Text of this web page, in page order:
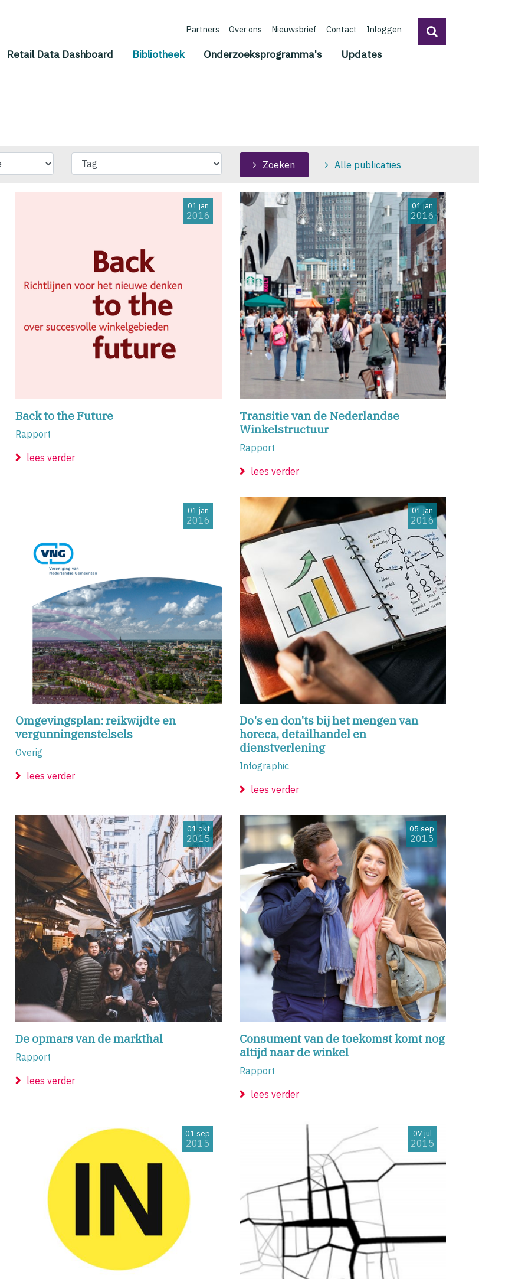
Partners Over ons Nieuwsbrief Contact Inloggen
Retail Data Dashboard Bibliotheek(current)Onderzoeksprogramma's Updates
Zoeken Alle publicaties
Back to the Future
Rapport
01 jan
2016
lees verder
Transitie van de Nederlandse
Winkelstructuur
Rapport
01 jan
2016
lees verder
Omgevingsplan: reikwijdte en
vergunningenstelsels
Overig
01 jan
2016
lees verder
Do's en don'ts bij het mengen van
horeca, detailhandel en
dienstverlening
Infographic
01 jan
2016
lees verder
De opmars van de markthal
Rapport
01 okt
2015
lees verder
Consument van de toekomst komt nog
altijd naar de winkel
Rapport
05 sep
2015
lees verder
01 sep
2015
07 jul
2015